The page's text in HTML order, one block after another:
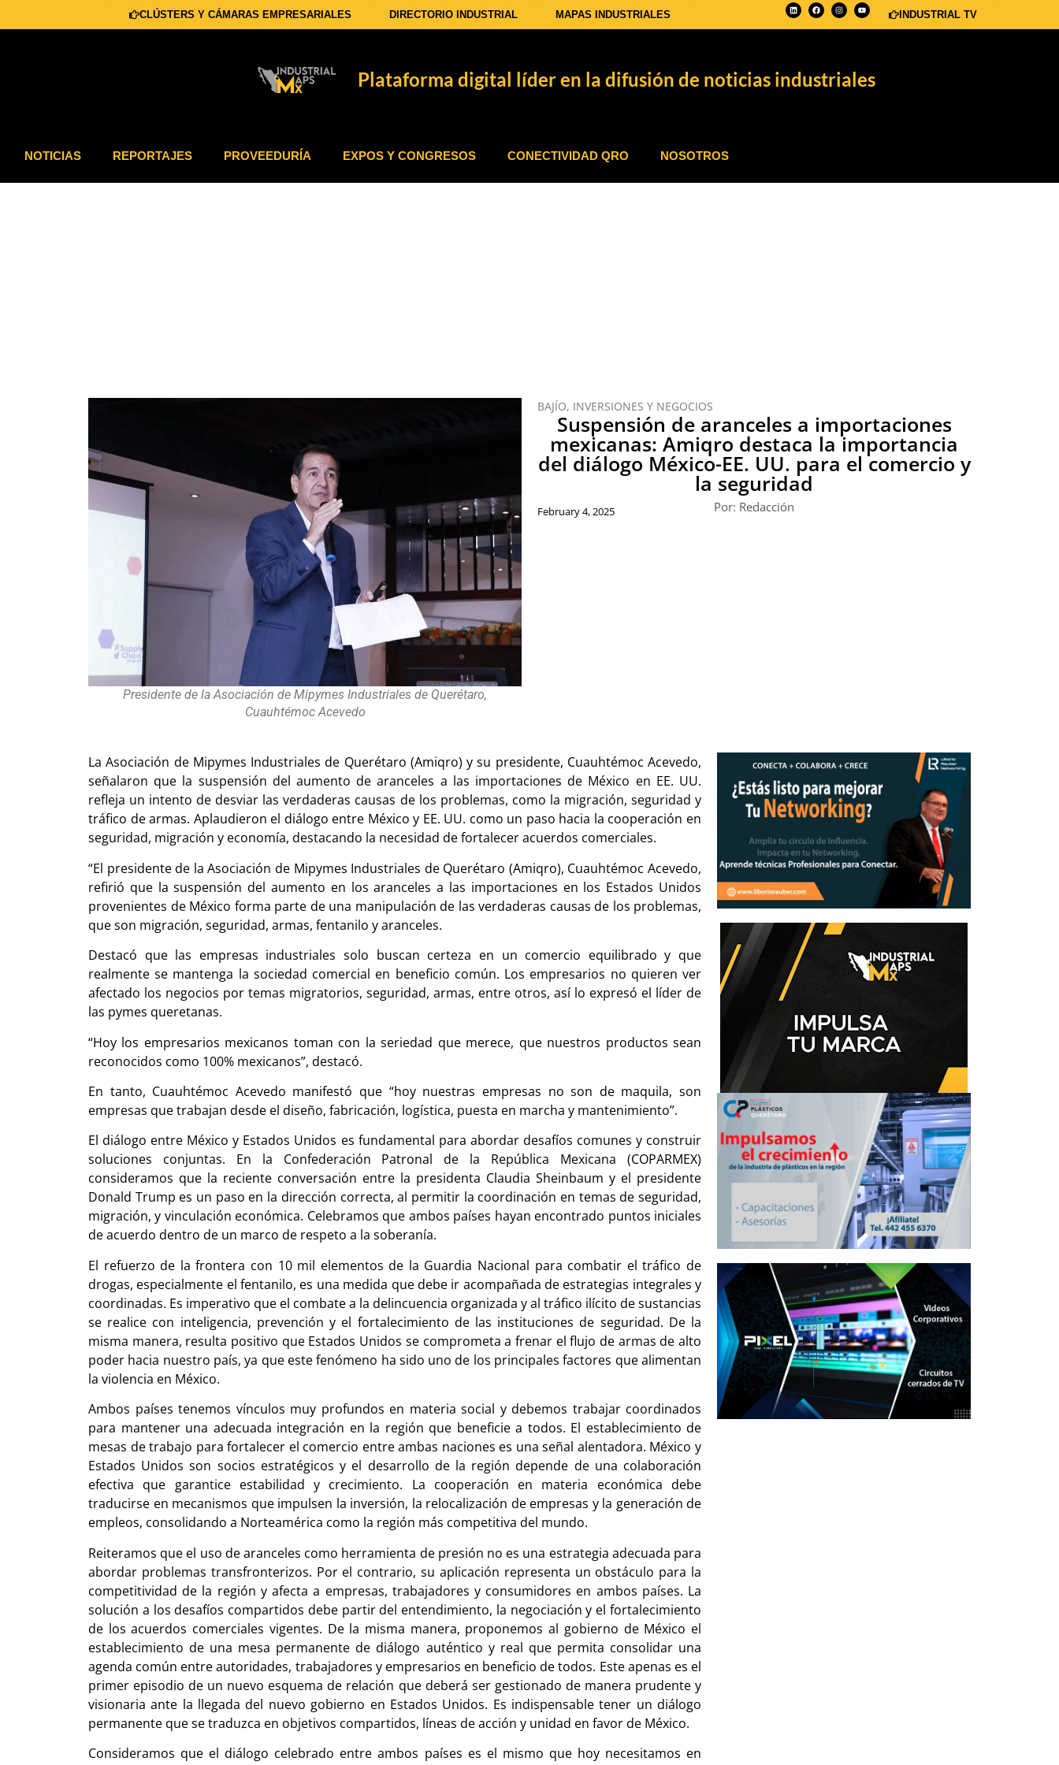
CLÚSTERS Y CÁMARAS EMPRESARIALES DIRECTORIO INDUSTRIAL MAPAS INDUSTRIALES INDUSTRIAL TV
Plataforma digital líder en la difusión de noticias industriales
NOTICIAS REPORTAJES PROVEEDURÍA EXPOS Y CONGRESOS CONECTIVIDAD QRO NOSOTROS
Presidente de la Asociación de Mipymes Industriales de Querétaro,
Cuauhtémoc Acevedo
BAJÍO, INVERSIONES Y NEGOCIOS
Suspensión de aranceles a importaciones
mexicanas: Amiqro destaca la importancia
del diálogo México-EE. UU. para el comercio y
la seguridad
Por: Redacción
February 4, 2025
La Asociación de Mipymes Industriales de Querétaro (Amiqro) y su presidente, Cuauhtémoc Acevedo,
señalaron que la suspensión del aumento de aranceles a las importaciones de México en EE. UU.
refleja un intento de desviar las verdaderas causas de los problemas, como la migración, seguridad y
tráfico de armas. Aplaudieron el diálogo entre México y EE. UU. como un paso hacia la cooperación en
seguridad, migración y economía, destacando la necesidad de fortalecer acuerdos comerciales.
“El presidente de la Asociación de Mipymes Industriales de Querétaro (Amiqro), Cuauhtémoc Acevedo,
refirió que la suspensión del aumento en los aranceles a las importaciones en los Estados Unidos
provenientes de México forma parte de una manipulación de las verdaderas causas de los problemas,
que son migración, seguridad, armas, fentanilo y aranceles.
Destacó que las empresas industriales solo buscan certeza en un comercio equilibrado y que
realmente se mantenga la sociedad comercial en beneficio común. Los empresarios no quieren ver
afectado los negocios por temas migratorios, seguridad, armas, entre otros, así lo expresó el líder de
las pymes queretanas.
“Hoy los empresarios mexicanos toman con la seriedad que merece, que nuestros productos sean
reconocidos como 100% mexicanos”, destacó.
En tanto, Cuauhtémoc Acevedo manifestó que “hoy nuestras empresas no son de maquila, son
empresas que trabajan desde el diseño, fabricación, logística, puesta en marcha y mantenimiento”.
El diálogo entre México y Estados Unidos es fundamental para abordar desafíos comunes y construir
soluciones conjuntas. En la Confederación Patronal de la República Mexicana (COPARMEX)
consideramos que la reciente conversación entre la presidenta Claudia Sheinbaum y el presidente
Donald Trump es un paso en la dirección correcta, al permitir la coordinación en temas de seguridad,
migración, y vinculación económica. Celebramos que ambos países hayan encontrado puntos iniciales
de acuerdo dentro de un marco de respeto a la soberanía.
El refuerzo de la frontera con 10 mil elementos de la Guardia Nacional para combatir el tráfico de
drogas, especialmente el fentanilo, es una medida que debe ir acompañada de estrategias integrales y
coordinadas. Es imperativo que el combate a la delincuencia organizada y al tráfico ilícito de sustancias
se realice con inteligencia, prevención y el fortalecimiento de las instituciones de seguridad. De la
misma manera, resulta positivo que Estados Unidos se comprometa a frenar el flujo de armas de alto
poder hacia nuestro país, ya que este fenómeno ha sido uno de los principales factores que alimentan
la violencia en México.
Ambos países tenemos vínculos muy profundos en materia social y debemos trabajar coordinados
para mantener una adecuada integración en la región que beneficie a todos. El establecimiento de
mesas de trabajo para fortalecer el comercio entre ambas naciones es una señal alentadora. México y
Estados Unidos son socios estratégicos y el desarrollo de la región depende de una colaboración
efectiva que garantice estabilidad y crecimiento. La cooperación en materia económica debe
traducirse en mecanismos que impulsen la inversión, la relocalización de empresas y la generación de
empleos, consolidando a Norteamérica como la región más competitiva del mundo.
Reiteramos que el uso de aranceles como herramienta de presión no es una estrategia adecuada para
abordar problemas transfronterizos. Por el contrario, su aplicación representa un obstáculo para la
competitividad de la región y afecta a empresas, trabajadores y consumidores en ambos países. La
solución a los desafíos compartidos debe partir del entendimiento, la negociación y el fortalecimiento
de los acuerdos comerciales vigentes. De la misma manera, proponemos al gobierno de México el
establecimiento de una mesa permanente de diálogo auténtico y real que permita consolidar una
agenda común entre autoridades, trabajadores y empresarios en beneficio de todos. Este apenas es el
primer episodio de un nuevo esquema de relación que deberá ser gestionado de manera prudente y
visionaria ante la llegada del nuevo gobierno en Estados Unidos. Es indispensable tener un diálogo
permanente que se traduzca en objetivos compartidos, líneas de acción y unidad en favor de México.
Consideramos que el diálogo celebrado entre ambos países es el mismo que hoy necesitamos en